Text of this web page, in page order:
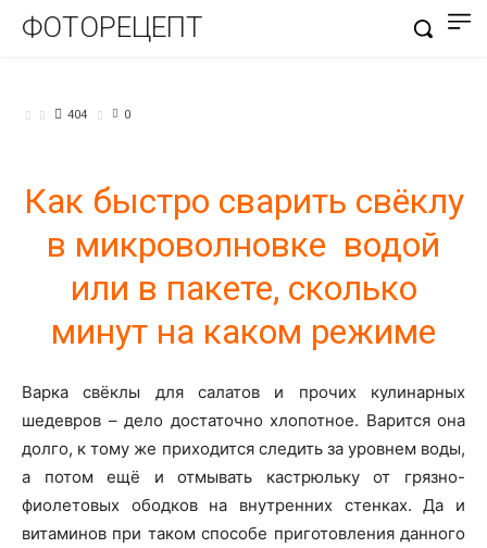
ФОТОРЕЦЕПТ
404 0
Как быстро сварить свёклу
в микроволновке водой
или в пакете, сколько
минут на каком режиме
Варка свёклы для салатов и прочих кулинарных
шедевров – дело достаточно хлопотное. Варится она
долго, к тому же приходится следить за уровнем воды,
а потом ещё и отмывать кастрюльку от грязно-
фиолетовых ободков на внутренних стенках. Да и
витаминов при таком способе приготовления данного